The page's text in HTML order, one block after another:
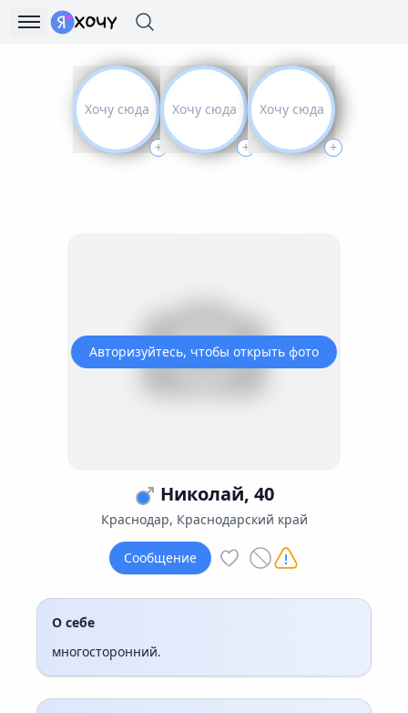
Хочу сюда
+
Хочу сюда
+
Хочу сюда
+
Авторизуйтесь, чтобы открыть фото
Николай, 40
Краснодар, Краснодарский край
Сообщение
О себе
многосторонний.